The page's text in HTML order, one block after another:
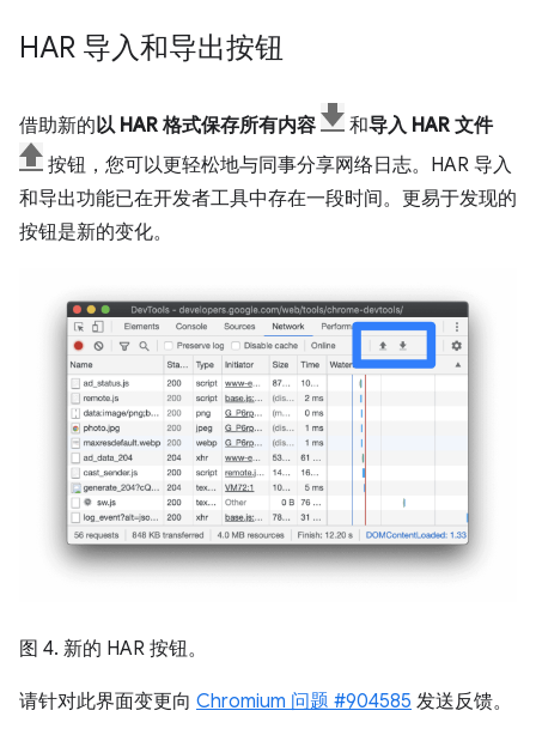
HAR 导入和导出按钮
借助新的以 HAR 格式保存所有内容 和导入 HAR 文件
按钮，您可以更轻松地与同事分享网络日志。HAR 导入
和导出功能已在开发者工具中存在一段时间。更易于发现的
按钮是新的变化。
图 4. 新的 HAR 按钮。
请针对此界面变更向 Chromium 问题 #904585 发送反馈。